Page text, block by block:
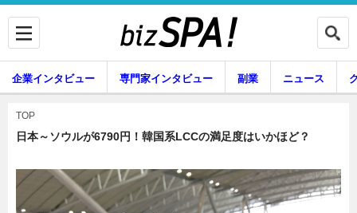
企業インタビュー 専門家インタビュー
企業インタビュー 専門家インタビュー 副業 ニュース
暮らし
TOP
日本～ソウルが6790円！韓国系LCCの満足度はいかほど？